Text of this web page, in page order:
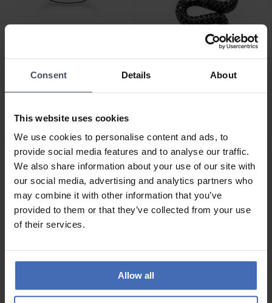
Consent Details About
This website uses cookies
We use cookies to personalise content and ads, to
provide social media features and to analyse our traffic.
We also share information about your use of our site with
our social media, advertising and analytics partners who
may combine it with other information that you’ve
provided to them or that they’ve collected from your use
of their services.
Allow all
CHF 44.00
Thomas Sabo Ring V
Silber - TR2394-051-14
2
CHF 308.00
CHF 139.50 CHF 103.00